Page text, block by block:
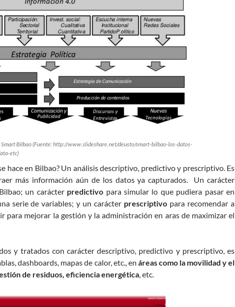
Bilbao (Fuente: http://www.slideshare.net/deusto/smart-bilbao-los-datos-
etc)
hace en Bilbao? Un análisis descriptivo, predictivo y prescriptivo. Es
más información aún de los datos ya capturados. Un carácter
un carácter predictivo para simular lo que pudiera pasar en
serie de variables; y un carácter prescriptivo para recomendar a
para mejorar la gestión y la administración en aras de maximizar el
y tratados con carácter descriptivo, predictivo y prescriptivo, es
dashboards, mapas de calor, etc., en áreas como la movilidad y el
de residuos, eficiencia energética, etc.